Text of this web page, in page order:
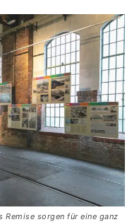
Remise sorgen für eine ganz